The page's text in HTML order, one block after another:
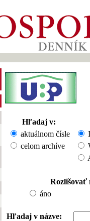
Hľadaj v:
aktuálnom čísle
celom archíve
Rozlišovať
áno
Hľadaj v názve: